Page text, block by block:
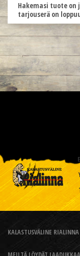
Hakemasi tuote
tarjouserä on
KALASTUSVÄLINE